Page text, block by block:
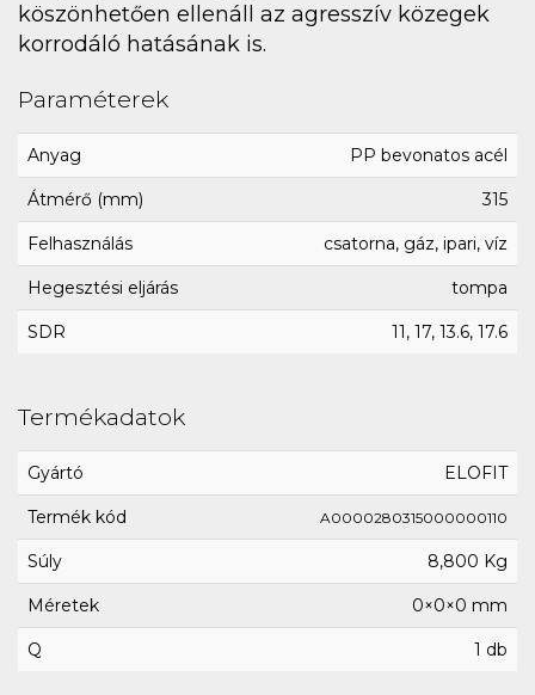
köszönhetően ellenáll az agresszív közegek
korrodáló hatásának is.
Paraméterek
Anyag PP bevonatos acél
Átmérő (mm) 315
Felhasználás csatorna, gáz, ipari, víz
Hegesztési eljárás tompa
SDR 11, 17, 13.6, 17.6
Termékadatok
Gyártó ELOFIT
Termék kód A0000280315000000110
Súly 8,800 Kg
Méretek 0×0×0 mm
Q 1 db